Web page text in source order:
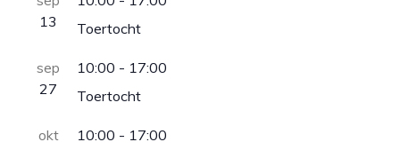
13
Toertocht
sep
27
10:00 - 17:00
Toertocht
okt
10:00 - 17:00